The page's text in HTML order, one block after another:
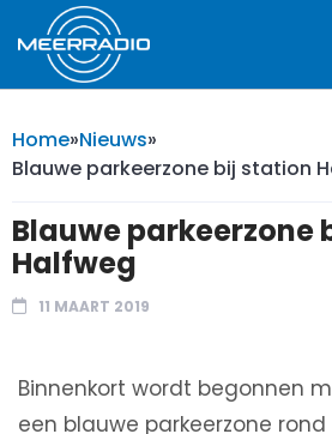
Home»Nieuws»
Blauwe parkeerzone bij station
Blauwe parkeerzone
Halfweg
11 MAART 2019
Binnenkort wordt begonnen
een blauwe parkeerzone